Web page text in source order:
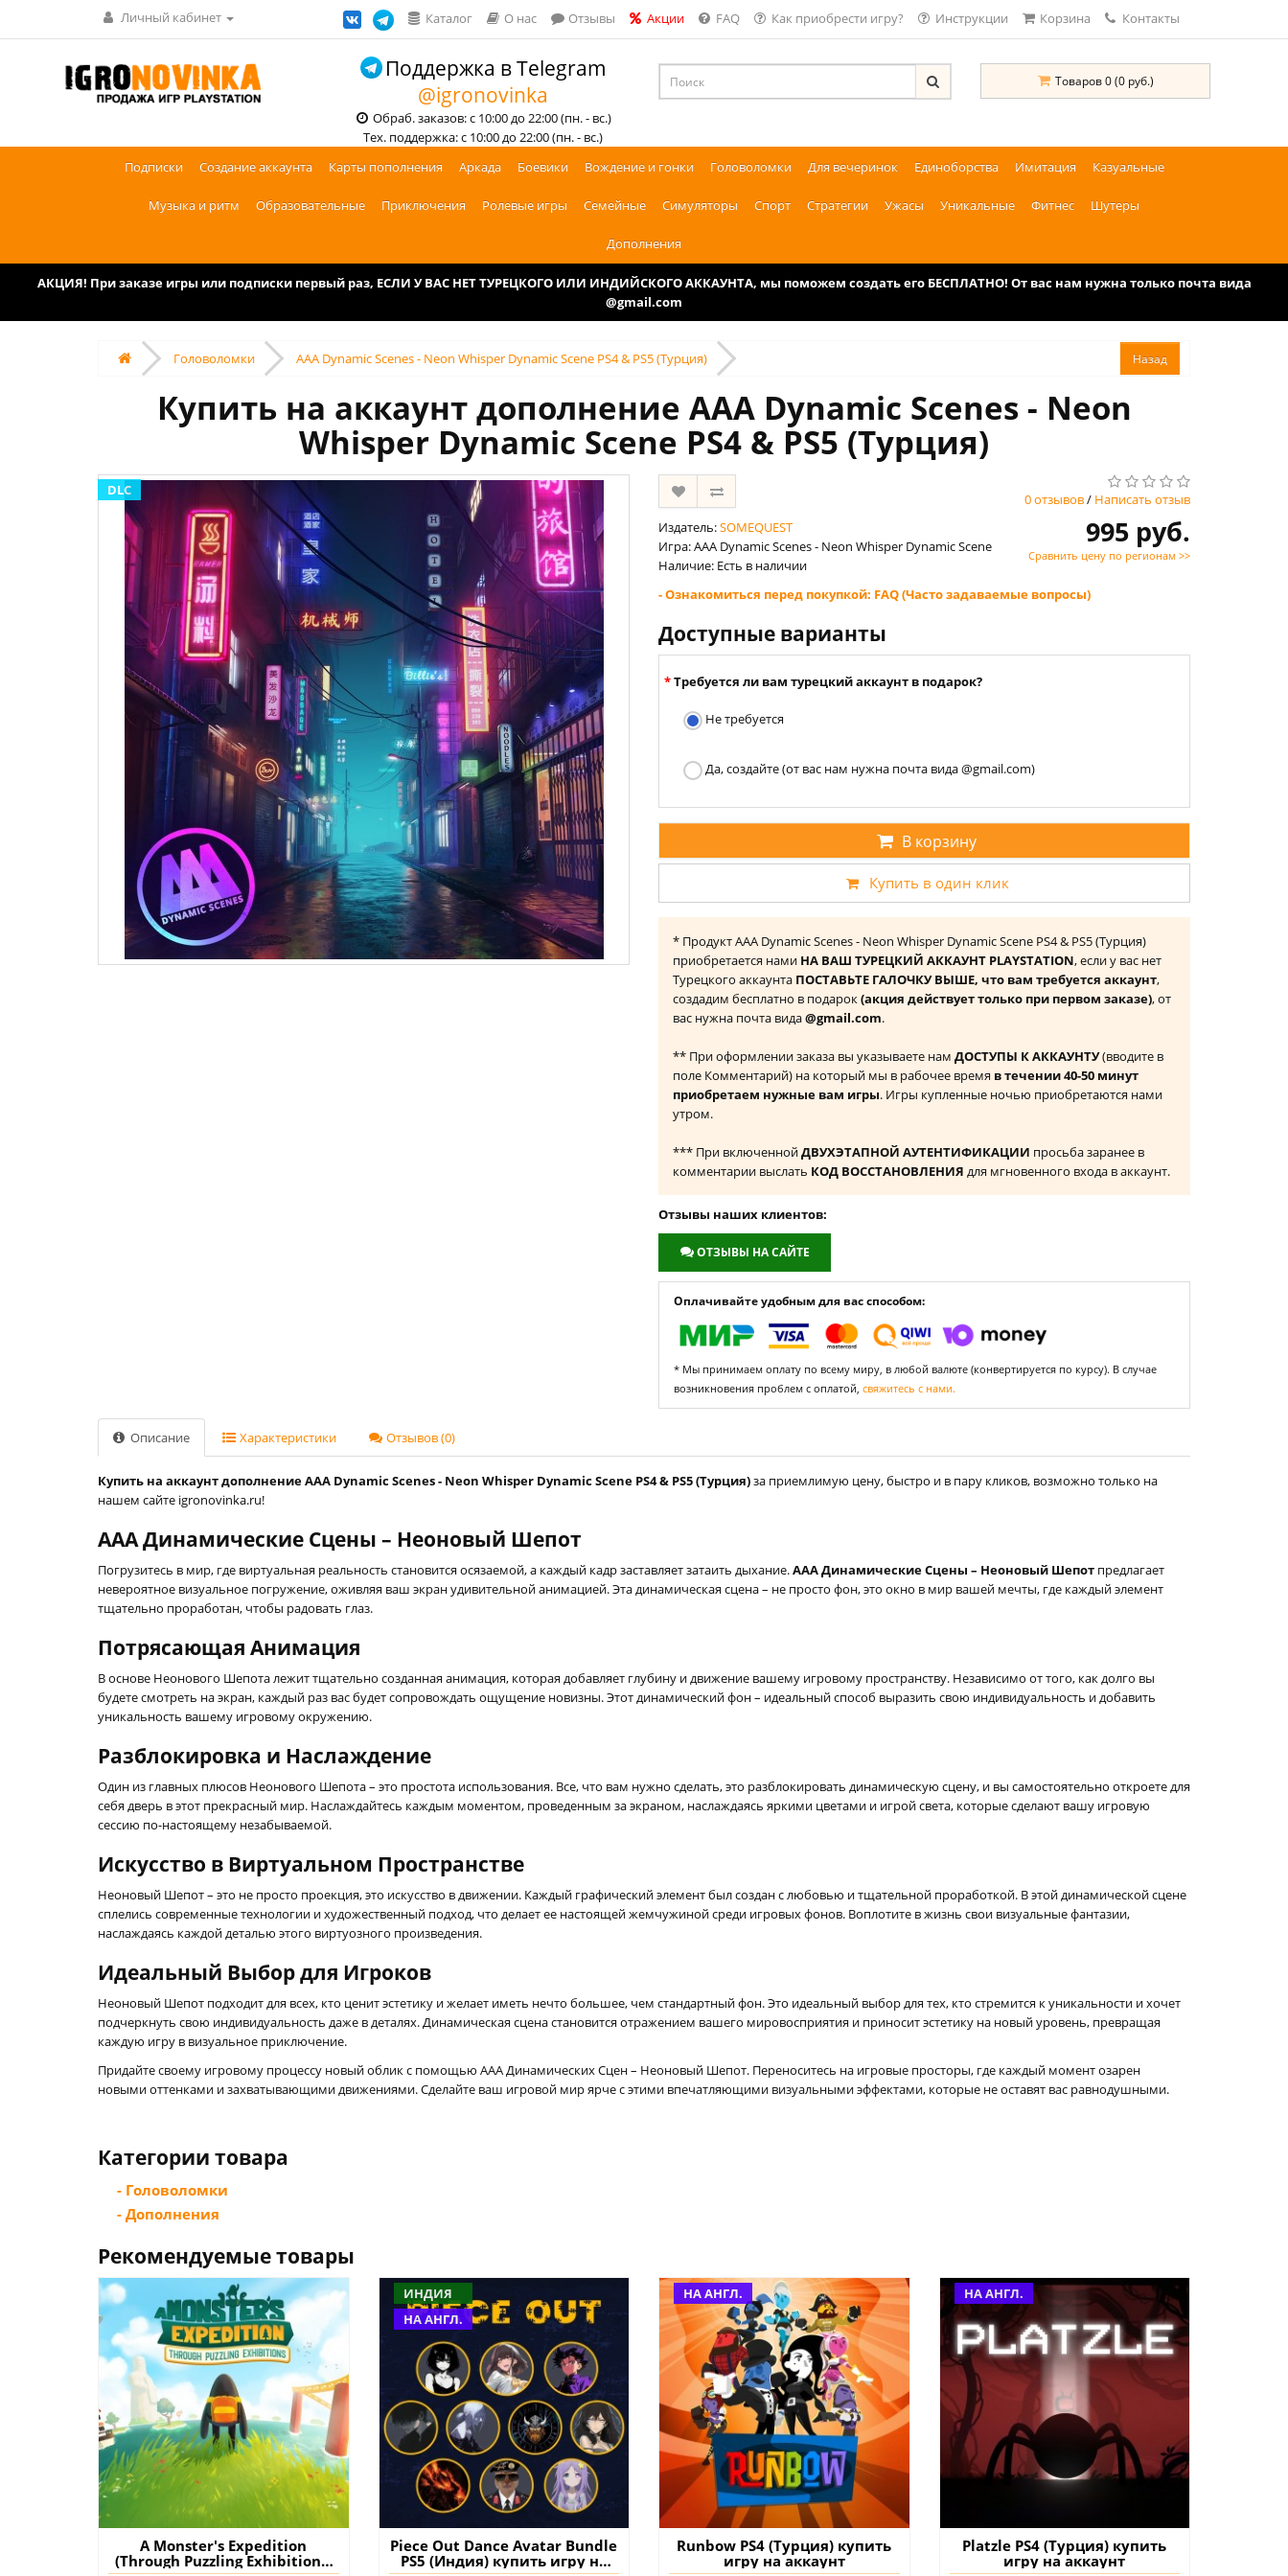
Личный кабинет Каталог О нас Отзывы Акции FAQ Как приобрести игру? Инструкции Корзина Контакты
Поддержка в Telegram
@igronovinka
Обраб. заказов: с 10:00 до 22:00 (пн. - вс.)
Тех. поддержка: с 10:00 до 22:00 (пн. - вс.)
Товаров 0 (0 руб.)
Подписки Создание аккаунта Карты пополнения Аркада Боевики Вождение и гонки Головоломки Для вечеринок Единоборства Имитация Казуальные
Музыка и ритм Образовательные Приключения Ролевые игры Семейные Симуляторы Спорт Стратегии Ужасы Уникальные Фитнес Шутеры
Дополнения
АКЦИЯ! При заказе игры или подписки первый раз, ЕСЛИ У ВАС НЕТ ТУРЕЦКОГО ИЛИ ИНДИЙСКОГО АККАУНТА, мы поможем создать его БЕСПЛАТНО! От вас нам нужна только почта вида
@gmail.com
Головоломки AAA Dynamic Scenes - Neon Whisper Dynamic Scene PS4 & PS5 (Турция)
Купить на аккаунт дополнение AAA Dynamic Scenes - Neon
Whisper Dynamic Scene PS4 & PS5 (Турция)
DLC
0 отзывов/ Написать отзыв
Издатель:SOMEQUEST
Игра: AAA Dynamic Scenes - Neon Whisper Dynamic Scene
Наличие: Есть в наличии
995 руб.
Сравнить цену по регионам >>
- Ознакомиться перед покупкой: FAQ (Часто задаваемые вопросы)
Доступные варианты
Требуется ли вам турецкий аккаунт в подарок?
Не требуется
Да, создайте (от вас нам нужна почта вида @gmail.com)
В корзину
Купить в один клик
* Продукт AAA Dynamic Scenes - Neon Whisper Dynamic Scene PS4 & PS5 (Турция)
приобретается нами НА ВАШ ТУРЕЦКИЙ АККАУНТ PLAYSTATION, если у вас нет
Турецкого аккаунта ПОСТАВЬТЕ ГАЛОЧКУ ВЫШЕ, что вам требуется аккаунт,
создадим бесплатно в подарок(акция действует только при первом заказе), от
вас нужна почта вида@gmail.com.
** При оформлении заказа вы указываете нам ДОСТУПЫ К АККАУНТУ(вводите в
поле Комментарий) на который мы в рабочее время в течении 40-50 минут
приобретаем нужные вам игры. Игры купленные ночью приобретаются нами
утром.
*** При включеннойДВУХЭТАПНОЙ АУТЕНТИФИКАЦИИ просьба заранее в
комментарии выслать КОД ВОССТАНОВЛЕНИЯ для мгновенного входа в аккаунт.
Отзывы наших клиентов:
ОТЗЫВЫ НА САЙТЕ
Оплачивайте удобным для вас способом:
* Мы принимаем оплату по всему миру, в любой валюте (конвертируется по курсу). В случае
возникновения проблем с оплатой, свяжитесь с нами.
Описание Характеристики Отзывов (0)
Купить на аккаунт дополнение AAA Dynamic Scenes - Neon Whisper Dynamic Scene PS4 & PS5 (Турция)за приемлимую цену, быстро и в пару кликов, возможно только на
нашем сайте igronovinka.ru!
AAA Динамические Сцены – Неоновый Шепот
Погрузитесь в мир, где виртуальная реальность становится осязаемой, а каждый кадр заставляет затаить дыхание.AAA Динамические Сцены – Неоновый Шепот предлагает
невероятное визуальное погружение, оживляя ваш экран удивительной анимацией. Эта динамическая сцена – не просто фон, это окно в мир вашей мечты, где каждый элемент
тщательно проработан, чтобы радовать глаз.
Потрясающая Анимация
В основе Неонового Шепота лежит тщательно созданная анимация, которая добавляет глубину и движение вашему игровому пространству. Независимо от того, как долго вы
будете смотреть на экран, каждый раз вас будет сопровождать ощущение новизны. Этот динамический фон – идеальный способ выразить свою индивидуальность и добавить
уникальность вашему игровому окружению.
Разблокировка и Наслаждение
Один из главных плюсов Неонового Шепота – это простота использования. Все, что вам нужно сделать, это разблокировать динамическую сцену, и вы самостоятельно откроете для
себя дверь в этот прекрасный мир. Наслаждайтесь каждым моментом, проведенным за экраном, наслаждаясь яркими цветами и игрой света, которые сделают вашу игровую
сессию по-настоящему незабываемой.
Искусство в Виртуальном Пространстве
Неоновый Шепот – это не просто проекция, это искусство в движении. Каждый графический элемент был создан с любовью и тщательной проработкой. В этой динамической сцене
сплелись современные технологии и художественный подход, что делает ее настоящей жемчужиной среди игровых фонов. Воплотите в жизнь свои визуальные фантазии,
наслаждаясь каждой деталью этого виртуозного произведения.
Идеальный Выбор для Игроков
Неоновый Шепот подходит для всех, кто ценит эстетику и желает иметь нечто большее, чем стандартный фон. Это идеальный выбор для тех, кто стремится к уникальности и хочет
подчеркнуть свою индивидуальность даже в деталях. Динамическая сцена становится отражением вашего мировосприятия и приносит эстетику на новый уровень, превращая
каждую игру в визуальное приключение.
Придайте своему игровому процессу новый облик с помощью AAA Динамических Сцен – Неоновый Шепот. Переноситесь на игровые просторы, где каждый момент озарен
новыми оттенками и захватывающими движениями. Сделайте ваш игровой мир ярче с этими впечатляющими визуальными эффектами, которые не оставят вас равнодушными.
Категории товара
- Головоломки
- Дополнения
Рекомендуемые товары
A Monster's Expedition
(Through Puzzling Exhibitions)
ИНДИЯ
НА АНГЛ.
Piece Out Dance Avatar Bundle
PS5 (Индия) купить игру на
НА АНГЛ.
Runbow PS4 (Турция) купить
игру на аккаунт
НА АНГЛ.
Platzle PS4 (Турция) купить
игру на аккаунт